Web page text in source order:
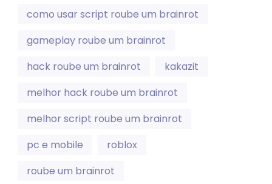
como usar script roube um brainrot
gameplay roube um brainrot
hack roube um brainrot
kakazit
melhor hack roube um brainrot
melhor script roube um brainrot
pc e mobile
roblox
roube um brainrot